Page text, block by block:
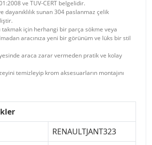
ve TUV-CERT belgelidir.
dayanıklılık sunan 304 paslanmaz çelik
takmak için herhangi bir parça sökme veya
aracınıza yeni bir görünüm ve lüks bir stil
araca zarar vermeden pratik ve kolay
temizleyip krom aksesuarların montajını
RENAULTJANT323